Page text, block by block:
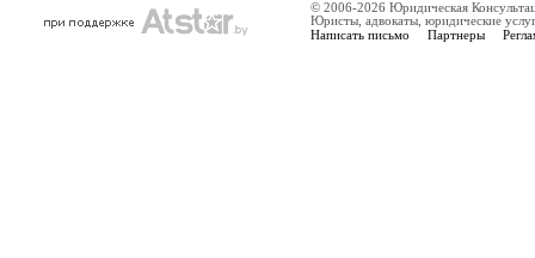
© 2006-2026 Юридическая
Юристы, адвокаты, юридические
Написать письмо Партнеры